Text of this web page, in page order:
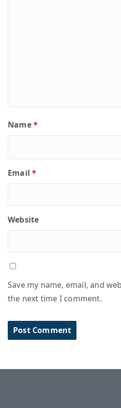
Name*
Email*
Website
Save my name, email, and
the next time I comment.